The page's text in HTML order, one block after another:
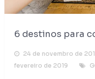
6 destinos para
24 de novembro de
fevereiro de 2019